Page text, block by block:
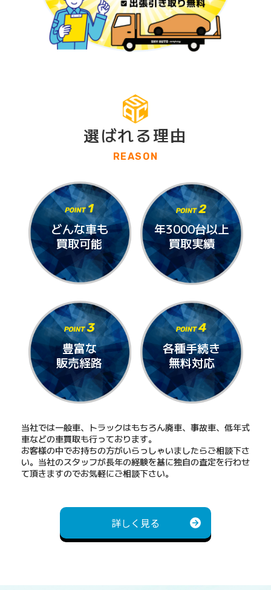
選ばれる理由
REASON
どんな車も
買取可能
年3000台以上
買取実績
豊富な
販売経路
各種手続き
無料対応
当社では一般車、トラックはもちろん廃車、事故車、低年式
車などの車買取も行っております。
お客様の中でお持ちの方がいらっしゃいましたらご相談下さ
い。当社のスタッフが長年の経験を基に独自の査定を行わせ
て頂きますのでお気軽にご相談下さい。
詳しく見る
">